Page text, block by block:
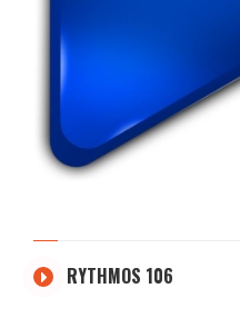
RYTHMOS 106